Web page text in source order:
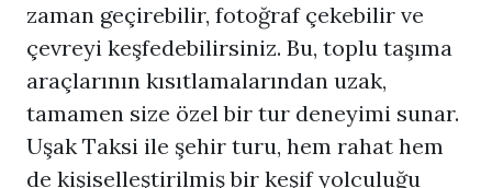
zaman geçirebilir, fotoğraf çekebilir ve
çevreyi keşfedebilirsiniz. Bu, toplu taşıma
araçlarının kısıtlamalarından uzak,
tamamen size özel bir tur deneyimi sunar.
Uşak Taksi ile şehir turu, hem rahat hem
de kişiselleştirilmiş bir keşif yolculuğu